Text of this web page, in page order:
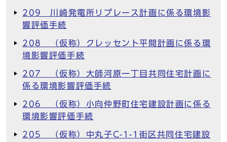
209 川崎発電所リプレース計画に係る環境影
響評価手続
208 （仮称）クレッセント平間計画に係る環
境影響評価手続
207 （仮称）大師河原一丁目共同住宅計画に
係る環境影響評価手続
206 （仮称）小向仲野町住宅建設計画に係る
環境影響評価手続
205 （仮称）中丸子C-1-1街区共同住宅建設